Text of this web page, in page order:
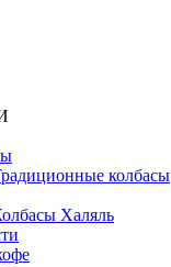
колбасы
Халяль